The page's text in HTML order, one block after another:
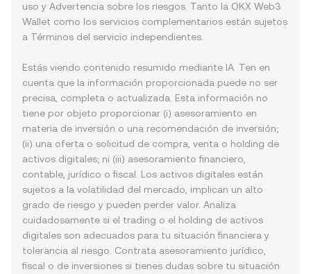
uso y Advertencia sobre los riesgos . Tanto la OKX Web3
Wallet como los servicios complementarios están sujetos
a Términos del servicio independientes.
Estás viendo contenido resumido mediante IA. Ten en
cuenta que la información proporcionada puede no ser
precisa, completa o actualizada. Esta información no
tiene por objeto proporcionar (i) asesoramiento en
materia de inversión o una recomendación de inversión;
(ii) una oferta o solicitud de compra, venta o holding de
activos digitales; ni (iii) asesoramiento financiero,
contable, jurídico o fiscal. Los activos digitales están
sujetos a la volatilidad del mercado, implican un alto
grado de riesgo y pueden perder valor. Analiza
cuidadosamente si el trading o el holding de activos
digitales son adecuados para tu situación financiera y
tolerancia al riesgo. Contrata asesoramiento jurídico,
fiscal o de inversiones si tienes dudas sobre tu situación